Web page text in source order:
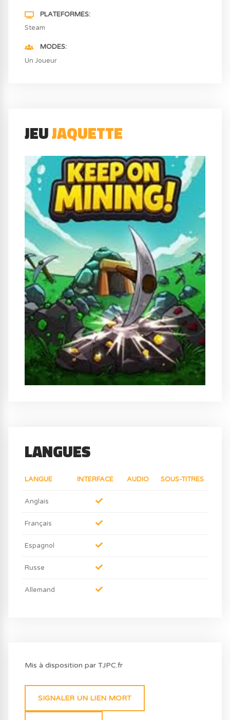
PLATEFORMES
Steam
MODES
Un Joueur
JEUJAQUETTE
LANGUES
LANGUE INTERFACE AUDIO SOUS-TITRES
Anglais
Français
Espagnol
Russe
Allemand
Mis à disposition par TJPC.fr
SIGNALER UN LIEN MORT